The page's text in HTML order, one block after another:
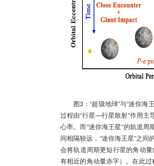
图3：“超级地球”与“迷你
过程由“行星—行星散射”作用主
心率。而“迷你海王星”的轨道
间相隔较远，“迷你海王星”之间
会将轨道周期更短行星的角动
有相近的角动量赤字）。在此